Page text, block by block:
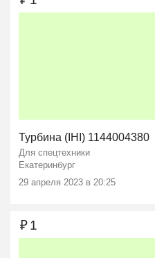
Турбина (IHI) 1144004380
Для спецтехники
Екатеринбург
29 апреля 2023 в 20:25
₽1